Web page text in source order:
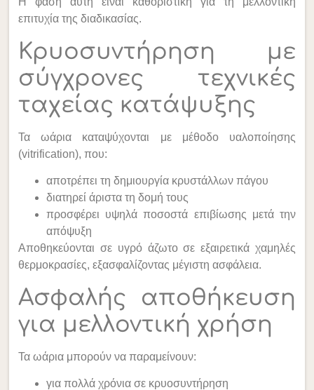
επιτυχία της διαδικασίας.
Κρυοσυντήρηση με
σύγχρονες τεχνικές
ταχείας κατάψυξης
Τα ωάρια καταψύχονται με μέθοδο υαλοποίησης
(vitrification), που:
αποτρέπει τη δημιουργία κρυστάλλων πάγου
διατηρεί άριστα τη δομή τους
προσφέρει υψηλά ποσοστά επιβίωσης μετά την
απόψυξη
Αποθηκεύονται σε υγρό άζωτο σε εξαιρετικά χαμηλές
θερμοκρασίες, εξασφαλίζοντας μέγιστη ασφάλεια.
Ασφαλής αποθήκευση
για μελλοντική χρήση
Τα ωάρια μπορούν να παραμείνουν:
για πολλά χρόνια σε κρυοσυντήρηση